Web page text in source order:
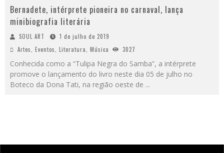
Bernadete, intérprete pioneira no carnaval, lança
minibiografia literária
SOUL ART
1 de julho de 2019
Artes, Eventos, Literatura, Música 3027
Conhecida como a “Tulipa Negra do Samba”, a intérprete
promove o lançamento do livro neste dia 05 de julho no
Boteco da Dona Tati, na região oeste de ...